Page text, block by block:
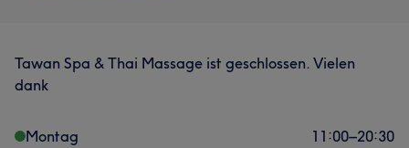
Tawan Spa & Thai Massage ist geschlossen. Vielen
dank
Montag 11:00–20:30